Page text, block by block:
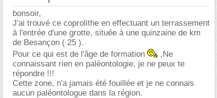
bonsoir,
J'ai trouvé ce coprolithe en effectuant un terrassement
à l'entrée d'une grotte, située à une quinzaine de km
de Besançon ( 25 ).
Pour ce qui est de l'âge de formation
,Ne
connaissant rien en paléontologie, je ne peux te
répondre !!!
Cette zone, n'a jamais été fouillée et je ne connais
aucun paléontologue dans la région.